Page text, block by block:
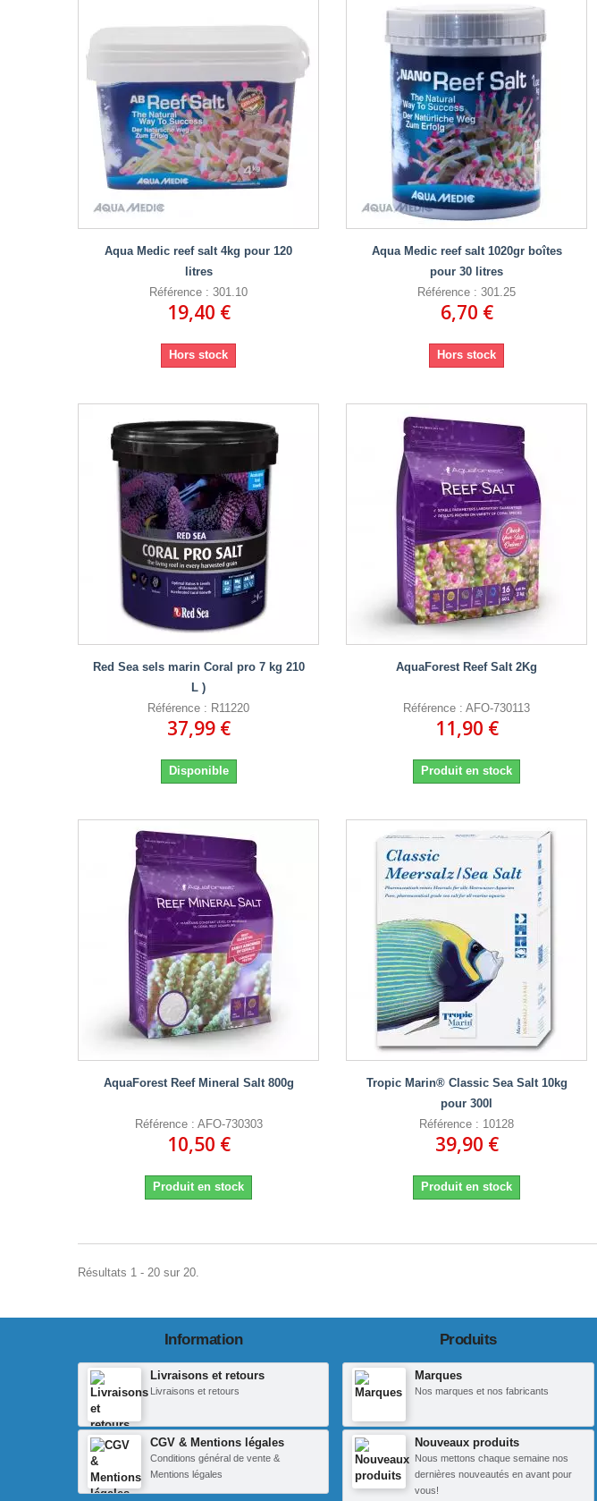
Aqua Medic reef salt 4kg pour 120
litres
Référence : 301.10
19,40 €
Hors stock
Aqua Medic reef salt 1020gr boîtes
pour 30 litres
Référence : 301.25
6,70 €
Hors stock
Red Sea sels marin Coral pro 7 kg 210
L )
Référence : R11220
37,99 €
Disponible
AquaForest Reef Salt 2Kg
Référence : AFO-730113
11,90 €
Produit en stock
AquaForest Reef Mineral Salt 800g
Référence : AFO-730303
10,50 €
Produit en stock
Tropic Marin® Classic Sea Salt 10kg
pour 300l
Référence : 10128
39,90 €
Produit en stock
Résultats 1 - 20 sur 20.
Information
Livraisons et retours
Livraisons et retours
CGV & Mentions légales
Conditions général de vente &
Mentions légales
Produits
Marques
Nos marques et nos fabricants
Nouveaux produits
Nous mettons chaque semaine nos
dernières nouveautés en avant pour
vous!